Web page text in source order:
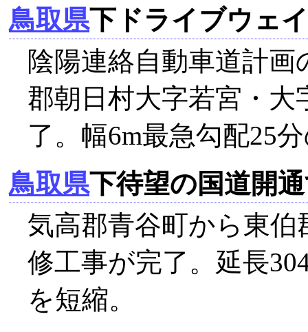
鳥取県下ドライブウェ
陰陽連絡自動車道計
郡朝日村大字若宮・大
了。幅6m最急勾配25
鳥取県下待望の国道開
気高郡青谷町から東
修工事が完了。延長
を短縮。